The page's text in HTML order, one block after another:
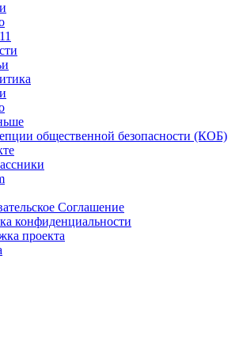
общественной безопасности (КОБ)
Соглашение
конфиденциальности
проекта